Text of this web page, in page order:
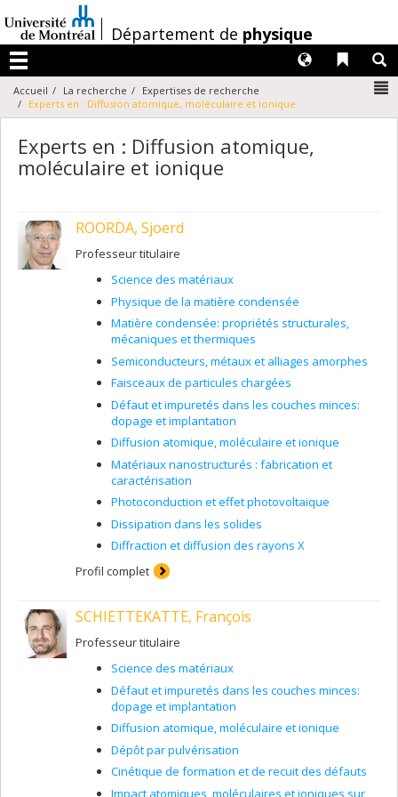
au
contenu
/Département de physique
Menu
Liens
Langues
Accueil La recherche
Expertises de recherche
Experts en : Diffusion atomique, moléculaire et ionique
Experts en : Diffusion atomique,
moléculaire et ionique
ROORDA, Sjoerd
Professeur titulaire
Science des matériaux
Physique de la matière condensée
Matière condensée: propriétés structurales,
mécaniques et thermiques
Semiconducteurs, métaux et alliages amorphes
Faisceaux de particules chargées
Défaut et impuretés dans les couches minces:
dopage et implantation
Diffusion atomique, moléculaire et ionique
Matériaux nanostructurés : fabrication et
caractérisation
Photoconduction et effet photovoltaique
Dissipation dans les solides
Diffraction et diffusion des rayons X
Profil complet
SCHIETTEKATTE, François
Professeur titulaire
Science des matériaux
Défaut et impuretés dans les couches minces:
dopage et implantation
Diffusion atomique, moléculaire et ionique
Dépôt par pulvérisation
Cinétique de formation et de recuit des défauts
Impact atomiques, moléculaires et ioniques sur